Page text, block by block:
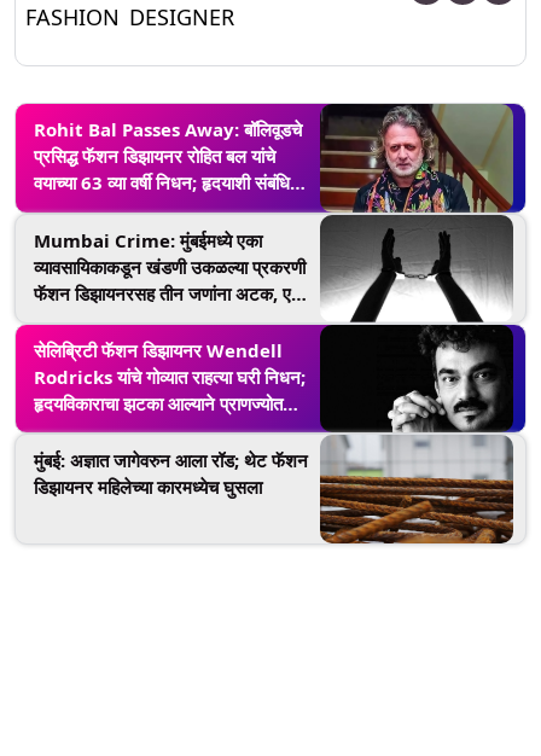
FASHION DESIGNER
Rohit Bal Passes Away: बॉलिवूडचे
प्रसिद्ध फॅशन डिझायनर रोहित बल यांचे
वयाच्या 63 व्या वर्षी निधन; हृदयाशी संबंधित
आजाराने होते त्रस्त
Mumbai Crime: मुंबईमध्ये एका
व्यावसायिकाकडून खंडणी उकळल्या प्रकरणी
फॅशन डिझायनरसह तीन जणांना अटक, एक
आरोपी फरार
सेलिब्रिटी फॅशन डिझायनर Wendell
Rodricks यांचे गोव्यात राहत्या घरी निधन;
हृदयविकाराचा झटका आल्याने प्राणज्योत
मालवली
मुंबई: अज्ञात जागेवरुन आला रॉड; थेट फॅशन
डिझायनर महिलेच्या कारमध्येच घुसला